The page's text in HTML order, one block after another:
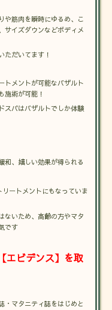
や筋肉を瞬時にゆるめ、こ
サイズダウンなどボディメ
ただいてます！
トメントが可能なバザルト
施術が可能！
スパはバザルトでしか体験
和、嬉しい効果が得られる
リートメントにもなっていま
ないため、高齢の方やマタ
です
エビデンス】を取
・マタニティ誌をはじめと